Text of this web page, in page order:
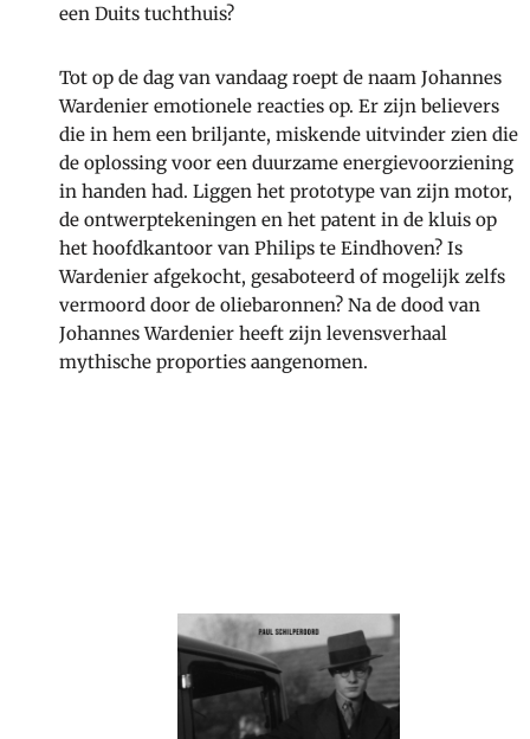
een Duits tuchthuis?
Tot op de dag van vandaag roept de naam Johannes
Wardenier emotionele reacties op. Er zijn believers
die in hem een briljante, miskende uitvinder zien die
de oplossing voor een duurzame energievoorziening
in handen had. Liggen het prototype van zijn motor,
de ontwerptekeningen en het patent in de kluis op
het hoofdkantoor van Philips te Eindhoven? Is
Wardenier afgekocht, gesaboteerd of mogelijk zelfs
vermoord door de oliebaronnen? Na de dood van
Johannes Wardenier heeft zijn levensverhaal
mythische proporties aangenomen.